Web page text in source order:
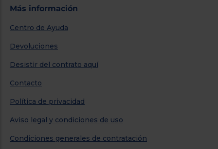
Más información
Centro de Ayuda
Devoluciones
Desistir del contrato aquí
Contacto
Política de privacidad
Aviso legal y condiciones de uso
Condiciones generales de contratación